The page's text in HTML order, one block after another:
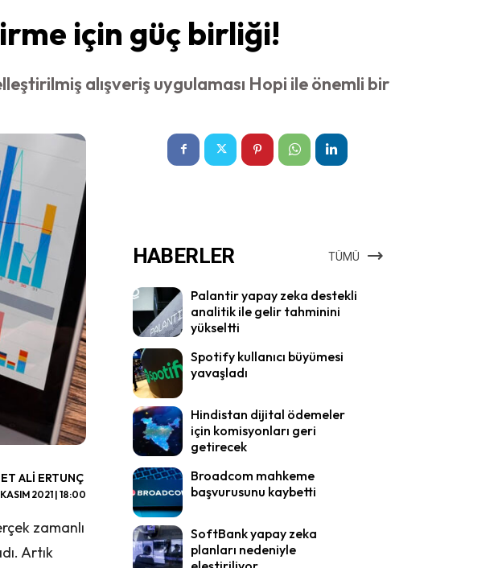
için güç birliği!
alışveriş uygulaması Hopi ile önemli bir
ALI ERTUNÇ
2021 | 18:00
zamanlı
Artık
HABERLER TÜMÜ
Palantir yapay zeka destekli
analitik ile gelir tahminini
yükseltti
Spotify kullanıcı büyümesi
yavaşladı
Hindistan dijital ödemeler
için komisyonları geri
getirecek
Broadcom mahkeme
başvurusunu kaybetti
SoftBank yapay zeka
planları nedeniyle